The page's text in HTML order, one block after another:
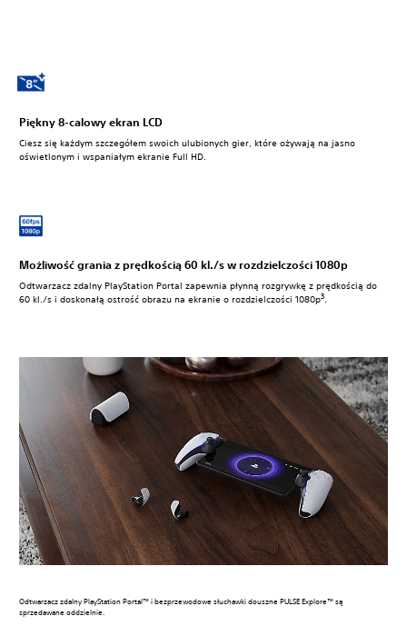
Piękny 8-calowy ekran LCD
Ciesz się każdym szczegółem swoich ulubionych gier, które ożywają na jasno
oświetlonym i wspaniałym ekranie Full HD.
Możliwość grania z prędkością 60 kl./s w rozdzielczości 1080p
Odtwarzacz zdalny PlayStation Portal zapewnia płynną rozgrywkę z prędkością do
60 kl./s i doskonałą ostrość obrazu na ekranie o rozdzielczości 1080p3.
Odtwarzacz zdalny PlayStation Portal™ i bezprzewodowe słuchawki douszne PULSE Explore™ są
sprzedawane oddzielnie.